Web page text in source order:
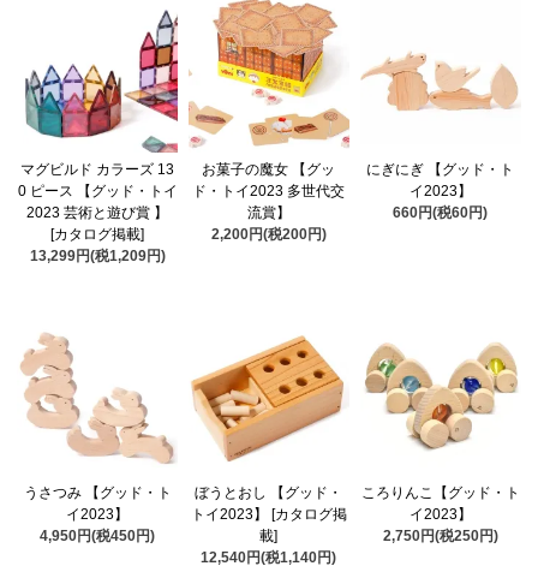
マグビルド カラーズ 13
0 ピース 【グッド・トイ
2023 芸術と遊び賞 】
[カタログ掲載]
13,299円(税1,209円)
お菓子の魔女 【グッ
ド・トイ2023 多世代交
流賞】
2,200円(税200円)
にぎにぎ 【グッド・ト
イ2023】
660円(税60円)
うさつみ 【グッド・ト
イ2023】
4,950円(税450円)
ぼうとおし 【グッド・
トイ2023】 [カタログ掲
載]
12,540円(税1,140円)
ころりんこ【グッド・ト
イ2023】
2,750円(税250円)